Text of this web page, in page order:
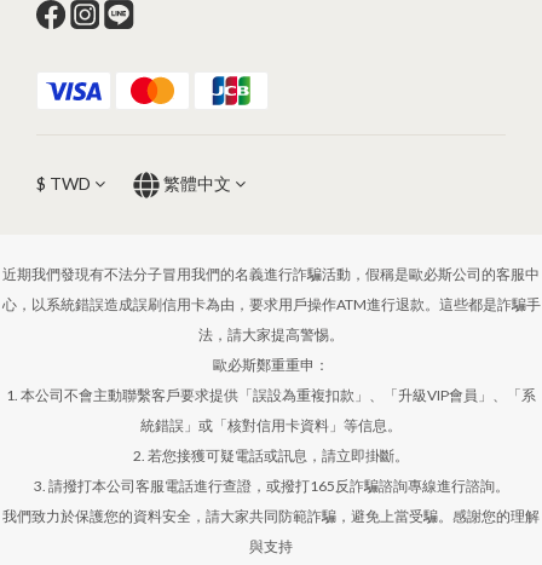
$ TWD 繁體中文
近期我們發現有不法分子冒用我們的名義進行詐騙活動，假稱是歐必斯公司的客服中
心，以系統錯誤造成誤刷信用卡為由，要求用戶操作ATM進行退款。這些都是詐騙手
法，請大家提高警惕。
歐必斯鄭重重申：
1. 本公司不會主動聯繫客戶要求提供「誤設為重複扣款」、「升級VIP會員」、「系
統錯誤」或「核對信用卡資料」等信息。
2. 若您接獲可疑電話或訊息，請立即掛斷。
3. 請撥打本公司客服電話進行查證，或撥打165反詐騙諮詢專線進行諮詢。
我們致力於保護您的資料安全，請大家共同防範詐騙，避免上當受騙。感謝您的理解
與支持